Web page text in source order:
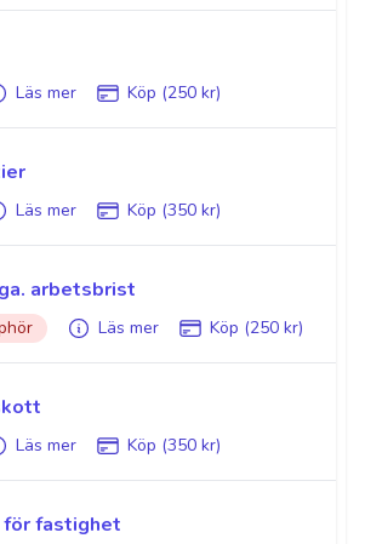
Läs mer Köp (250 kr)
Läs mer Köp (350 kr)
arbetsbrist
Läs mer Köp (250 kr)
Läs mer Köp (350 kr)
fastighet